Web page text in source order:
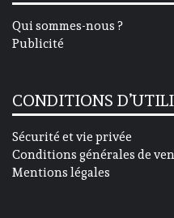
Qui sommes-nous ?
Publicité
CONDITIONS
Sécurité et vie privée
Conditions générales de
Mentions légales